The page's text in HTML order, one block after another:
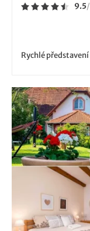
9.5/
Rychlépředstavení